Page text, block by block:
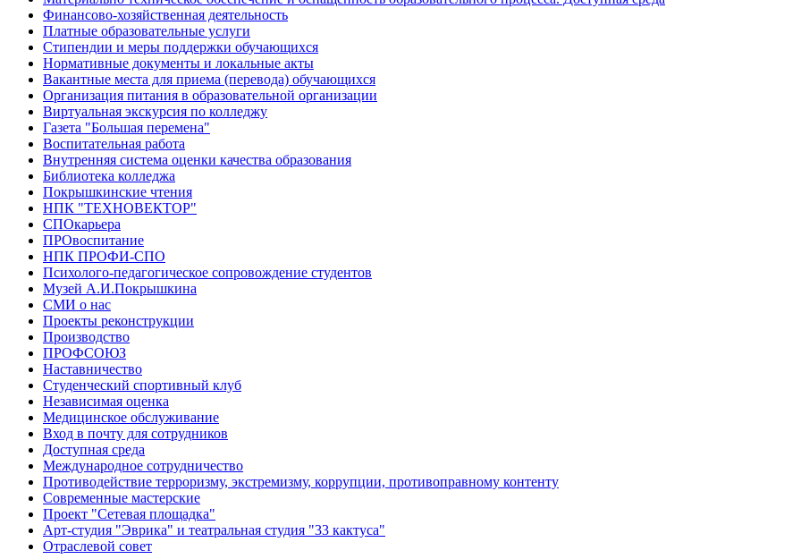
Финансово-хозяйственная деятельность
Платные образовательные услуги
Стипендии и меры поддержки обучающихся
Нормативные документы и локальные акты
Вакантные места для приема (перевода) обучающихся
Организация питания в образовательной организации
Виртуальная экскурсия по колледжу
Газета "Большая перемена"
Воспитательная работа
Внутренняя система оценки качества образования
Библиотека колледжа
Покрышкинские чтения
НПК "ТЕХНОВЕКТОР"
СПОкарьера
ПРОвоспитание
НПК ПРОФИ-СПО
Психолого-педагогическое сопровождение студентов
Музей А.И.Покрышкина
СМИ о нас
Проекты реконструкции
Производство
ПРОФСОЮЗ
Наставничество
Студенческий спортивный клуб
Независимая оценка
Медицинское обслуживание
Вход в почту для сотрудников
Доступная среда
Международное сотрудничество
Противодействие терроризму, экстремизму, коррупции, противоправному контенту
Современные мастерские
Проект "Сетевая площадка"
Арт-студия "Эврика" и театральная студия "33 кактуса"
Отраслевой совет